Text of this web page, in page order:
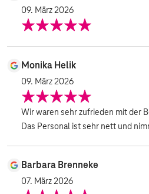
09. März 2026
Monika Helik
09. März 2026
Wir waren sehr zufrieden mit der
Das Personal ist sehr nett und
Barbara Brenneke
07. März 2026